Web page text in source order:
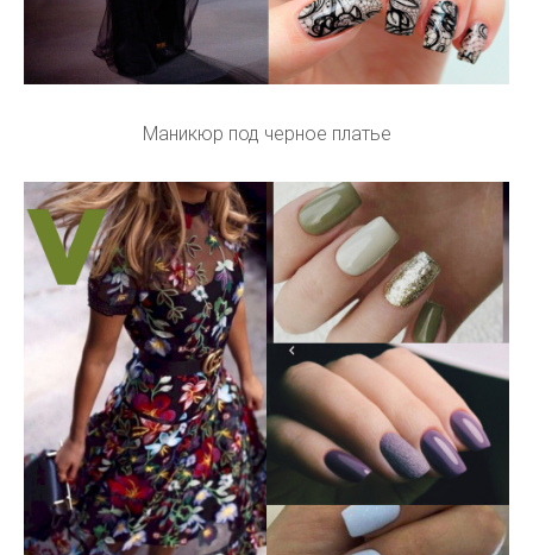
Маникюр под черное платье